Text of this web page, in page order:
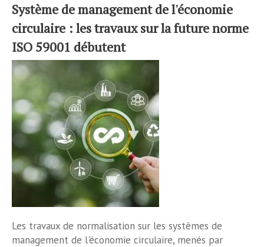
Système de management de l'économie
circulaire : les travaux sur la future norme
ISO 59001 débutent
Les travaux de normalisation sur les systèmes de
management de l'économie circulaire, menés par